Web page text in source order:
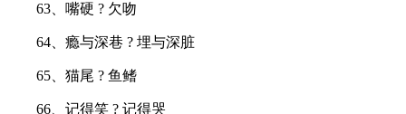
63、嘴硬 ? 欠吻
64、瘾与深巷 ? 埋与深脏
65、猫尾 ? 鱼鳍
66、记得笑 ? 记得哭